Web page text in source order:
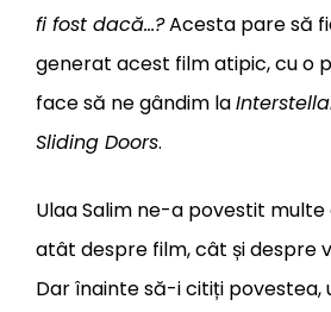
fi fost dacă…?Acesta pare să
generat acest film atipic, cu o
face să ne gândim la
Sliding Doors.
Ulaa Salim ne-a povestit multe
atât despre film, cât și despre
Dar înainte să-i citiți povestea,